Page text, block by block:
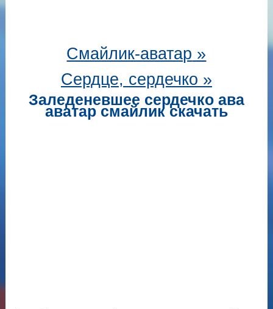
Смайлик-аватар »
Сердце, сердечко »
Заледеневшее сердечко ава
аватар смайлик скачать